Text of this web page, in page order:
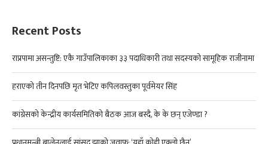
Recent Posts
राप्रपामा असन्तुष्टि: एकै गाउँपालिकाका ३३ पदाधिकारी तथा सदस्यको सामूहिक राजीनामा
हराएको तीन दिनपछि मृत भेटिए कपिलवस्तुका पूर्वमेयर सिंह
कांग्रेसको केन्द्रीय कार्यसमितिको बैठक आज बस्दै, के के छन् एजेण्डा ?